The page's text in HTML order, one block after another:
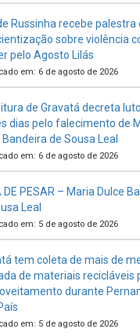
Russinha recebe palestra
sobre violência
pelo Agosto Lilás
em: 6 de agosto de 2026
de Gravatá decreta
dias pelo falecimento de
Bandeira de Sousa Leal
em: 6 de agosto de 2026
DE PESAR – Maria Dulce
Leal
em: 5 de agosto de 2026
tem coleta de mais de
de materiais recicláveis
durante
em: 5 de agosto de 2026